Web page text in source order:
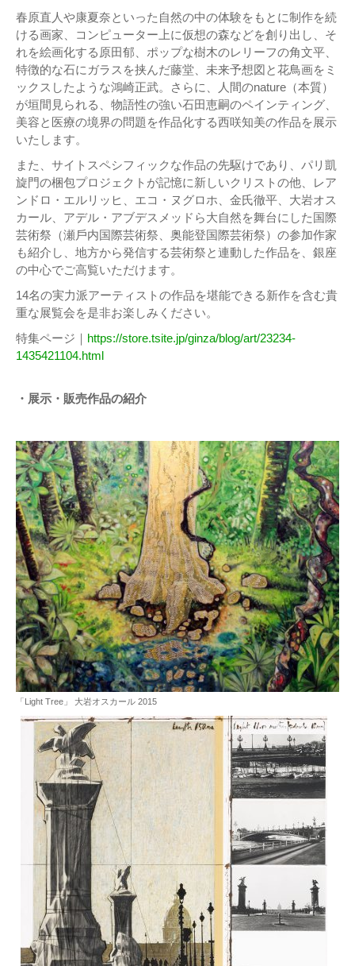
春原直⼈や康夏奈といった自然の中の体験をもとに制作を続
ける画家、コンピューター上に仮想の森などを創り出し、そ
れを絵画化する原⽥郁、ポップな樹⽊のレリーフの⾓⽂平、
特徴的な⽯にガラスを挟んだ藤堂、未来予想図と花⿃画をミ
ックスしたような鴻崎正武。さらに、⼈間のnature（本質）
が垣間⾒られる、物語性の強い石田恵嗣のペインティング、
美容と医療の境界の問題を作品化する⻄咲知美の作品を展示
いたします。
また、サイトスペシフィックな作品の先駆けであり、パリ凱
旋⾨の梱包プロジェクトが記憶に新しいクリストの他、レア
ンドロ・エルリッヒ、エコ・ヌグロホ、⾦⽒徹平、⼤岩オス
カール、アデル・アブデスメッドら⼤⾃然を舞台にした国際
芸術祭（瀬⼾内国際芸術祭、奥能登国際芸術祭）の参加作家
も紹介し、地⽅から発信する芸術祭と連動した作品を、銀座
の中⼼でご⾼覧いただけます。
14名の実⼒派アーティストの作品を堪能できる新作を含む貴
重な展覧会を是⾮お楽しみください。
特集ページ｜ https://store.tsite.jp/ginza/blog/art/23234-
1435421104.html
・展示・販売作品の紹介
「Light Tree」 大岩オスカール 2015